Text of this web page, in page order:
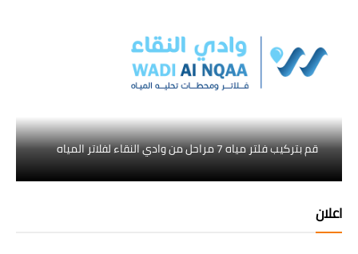
قم بتركيب فلتر مياه 7 مراحل من وادي النقاء لفلاتر المياه
اعلان